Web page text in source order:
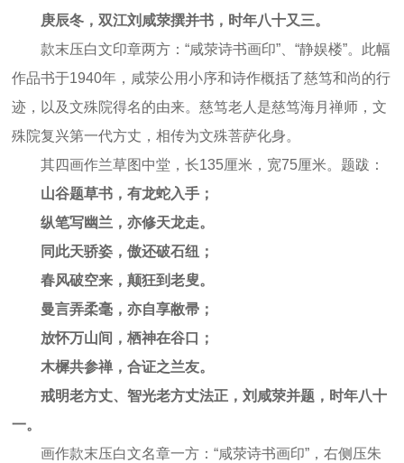
庚辰冬，双江刘咸荥撰并书，时年八十又三。
款末压白文印章两方：“咸荥诗书画印”、“静娱楼”。此幅
作品书于1940年，咸荥公用小序和诗作概括了慈笃和尚的行
迹，以及文殊院得名的由来。慈笃老人是慈笃海月禅师，文
殊院复兴第一代方丈，相传为文殊菩萨化身。
其四画作兰草图中堂，长135厘米，宽75厘米。题跋：
山谷题草书，有龙蛇入手；
纵笔写幽兰，亦修天龙走。
同此天骄姿，傲还破石纽；
春风破空来，颠狂到老叟。
曼言弄柔毫，亦自享敝帚；
放怀万山间，栖神在谷口；
木樨共参禅，合证之兰友。
戒明老方丈、智光老方丈法正，刘咸荥并题，时年八十
一。
画作款末压白文名章一方：“咸荥诗书画印”，右侧压朱